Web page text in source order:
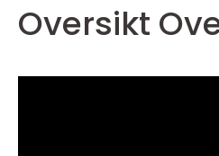
Oversikt